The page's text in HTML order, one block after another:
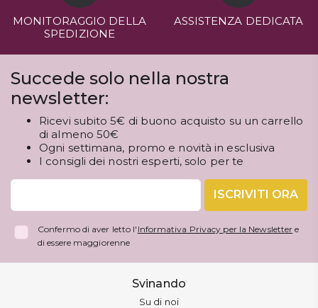
MONITORAGGIO DELLA
SPEDIZIONE
ASSISTENZA DEDICATA
Succede solo nella nostra
newsletter:
Ricevi subito 5€ di buono acquisto su un carrello
di almeno 50€
Ogni settimana, promo e novità in esclusiva
I consigli dei nostri esperti, solo per te
ISCRIVITI ORA
Confermo di aver letto l' Informativa Privacy per la Newsletter e
di essere maggiorenne
Svinando
Su di noi